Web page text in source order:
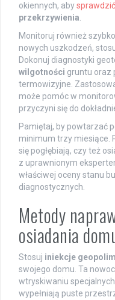
okiennych, aby
przekrzywienia.
Monitoruj również
nowych uszkodzeń,
Dokonuj diagnostyki
wilgotności gruntu oraz
termowizyjne.
może pomóc w
przyczyni się do
Pamiętaj, by powtarzać
minimum trzy miesiące.
się pogłębiają, czy też
z uprawnionym
właściwej oceny stanu
diagnostycznych.
Metody
osiadania
Stosuj iniekcje
swojego domu. Ta
wtryskiwaniu
wypełniają puste